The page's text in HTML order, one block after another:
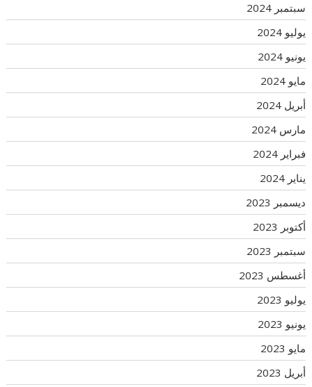
سبتمبر 2024
يوليو 2024
يونيو 2024
مايو 2024
أبريل 2024
مارس 2024
فبراير 2024
يناير 2024
ديسمبر 2023
أكتوبر 2023
سبتمبر 2023
أغسطس 2023
يوليو 2023
يونيو 2023
مايو 2023
أبريل 2023